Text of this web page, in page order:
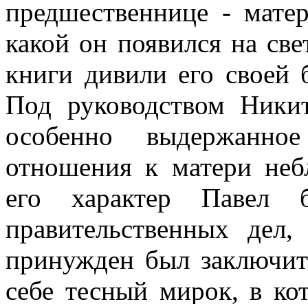
предшественнице -
какой он появился на
книги дивили его своей
Под руководством
особенно
отношения к матери
его характер
правительственных
принужден был
себе тесный мирок, в